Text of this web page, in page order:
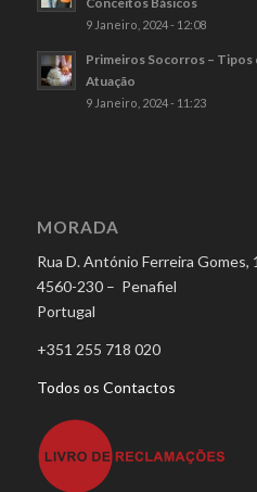
9 Janeiro, 2024 - 12:08
Primeiros Socorros – Tipos
Atuação
9 Janeiro, 2024 - 11:23
MORADA
Rua D. António Ferreira Gomes,
4560-230 – Penafiel
Portugal
+351 255 718 020
Todos os Contactos